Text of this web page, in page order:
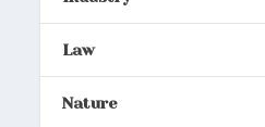
Law
Nature